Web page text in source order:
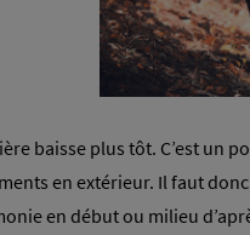
baisse plus tôt. C’est un
en extérieur. Il faut
en début ou milieu